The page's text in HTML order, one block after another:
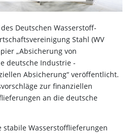
Deutschen Wasserstoff-
Stahl (WV
„Absicherung von
deutsche Industrie -
Absicherung“ veröffentlicht.
zur finanziellen
an die deutsche
stabile Wasserstofflieferungen